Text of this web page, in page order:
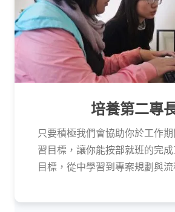
培養第二專
只要積極我們會協助你於工作
習目標，讓你能按部就班的完
目標，從中學習到專案規劃與流